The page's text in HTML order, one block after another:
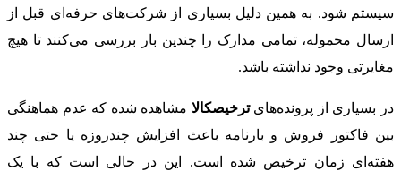
سیستم شود. به همین دلیل بسیاری از شرکت‌های حرفه‌ای قبل از
ارسال محموله، تمامی مدارک را چندین بار بررسی می‌کنند تا هیچ
مغایرتی وجود نداشته باشد.
در بسیاری از پرونده‌هایترخیصکالا مشاهده شده که عدم هماهنگی
بین فاکتور فروش و بارنامه باعث افزایش چندروزه یا حتی چند
هفته‌ای زمان ترخیص شده است. این در حالی است که با یک